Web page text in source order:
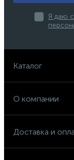
Я даю
Каталог
О компании
Доставка и